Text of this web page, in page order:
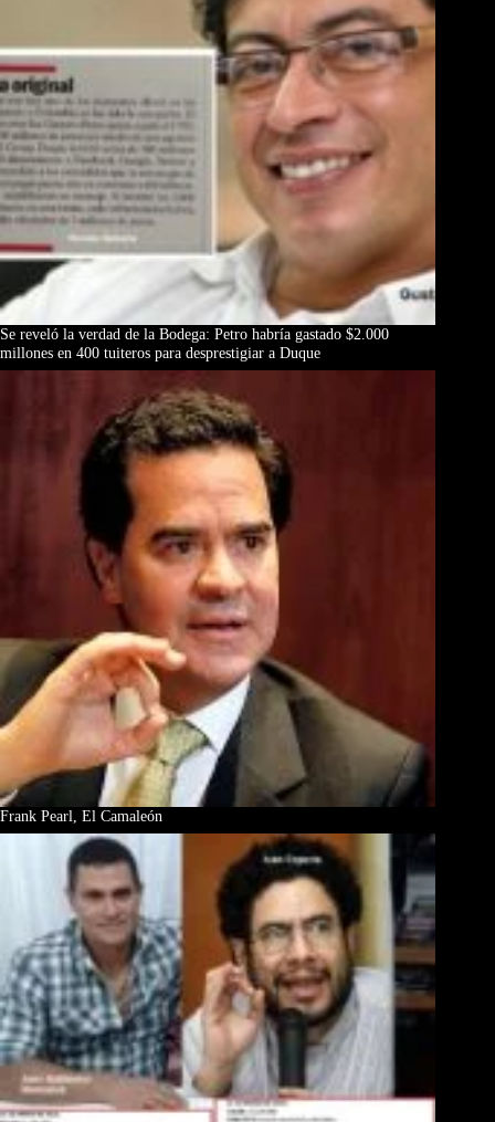
Se reveló la verdad de la Bodega: Petro habría gastado $2.000
millones en 400 tuiteros para desprestigiar a Duque
Frank Pearl, El Camaleón